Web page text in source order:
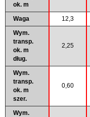
ok. m
Waga 12,3
Wym.
transp.
ok. m
dług.
2,25
Wym.
transp.
ok. m
szer.
0,60
Wym.